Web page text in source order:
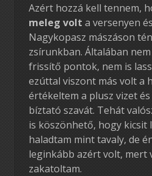
Azért hozzá kell tennem,
meleg volt a versenyen
Nagykopasz mászáson
zsírunkban. Általában
frissítő pontok, nem is
ezúttal viszont más volt a
értékeltem a plusz vizet és
bíztató szavát. Tehát
is köszönhető, hogy kicsit
haladtam mint tavaly, de
leginkább azért volt, mert
zakatoltam.